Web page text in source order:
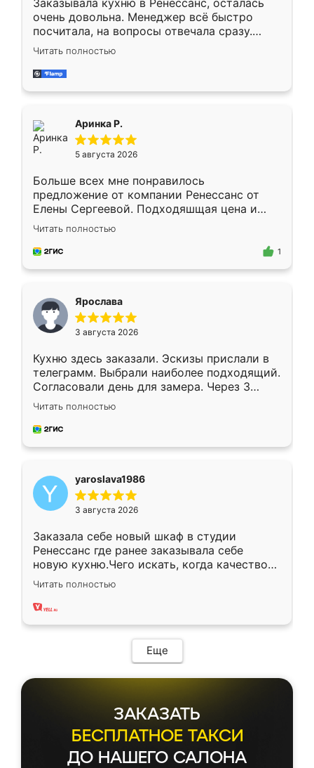
Заказывала кухню в Ренессанс, осталась
очень довольна. Менеджер всё быстро
посчитала, на вопросы отвечала сразу.
Замерщик приехал в субботу, подошёл к
делу со всей ответственностью. Собрали
за день, ребята работали аккуратно, даже
Читать полностью
Аринка Р.
5 августа 2026
Больше всех мне понравилось
предложение от компании Ренессанс от
Елены Сергеевой. Подходяшщая цена и
короткие сроки изготовления. Приехавший
для замера сотрудник Владислав
предложил по моему эскизу самый
Читать полностью
1
Ярослава
3 августа 2026
Кухню здесь заказали. Эскизы прислали в
телеграмм. Выбрали наиболее подходящий.
Согласовали день для замера. Через 3
недели кухня была уже готова. Остались
довольны работой. Спасибо Ренессанс
мебель за качественную работу!
Читать полностью
yaroslava1986
3 августа 2026
Заказала себе новый шкаф в студии
Ренессанс где ранее заказывала себе
новую кухню.Чего искать, когда качеством
вполне довольна. Служит кухня уже почти
два года, нареканий нет.
Читать полностью
Еще
ЗАКАЗАТЬ
БЕСПЛАТНОЕ ТАКСИ
ДО НАШЕГО САЛОНА